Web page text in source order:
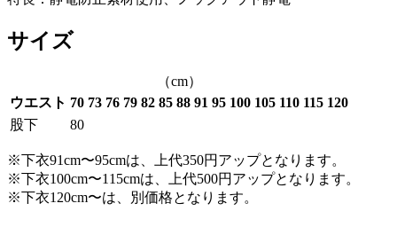
サイズ
（cm）
ウエスト 70 73 76 79 82 85 88 91 95 100 105 110 115 120
股下
80
※下衣91cm〜95cmは、上代350円アップとなります。
※下衣100cm〜115cmは、上代500円アップとなります。
※下衣120cm〜は、別価格となります。